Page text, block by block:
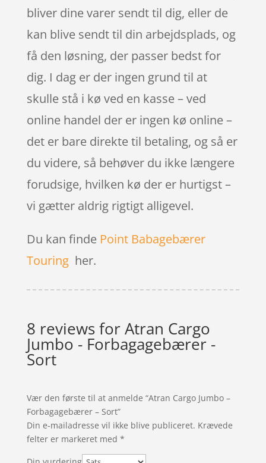
bliver dine varer sendt til dig, eller de
kan blive sendt til din arbejdsplads, og
få den løsning, der passer bedst for
dig. I dag er der ingen grund til at
skulle stå i kø ved en kasse – ved
online handel der er ingen kø online –
det er bare direkte til betaling, og så er
du videre, så behøver du ikke længere
forudsige, hvilken kø der er hurtigst –
vi gætter aldrig rigtigt alligevel.
Du kan finde Point Babagebærer
Touringher.
8 reviews forAtran Cargo
Jumbo - Forbagagebærer -
Sort
Vær den første til at anmelde “Atran Cargo Jumbo –
Forbagagebærer – Sort”
Din e-mailadresse vil ikke blive publiceret. Krævede
felter er markeret med *